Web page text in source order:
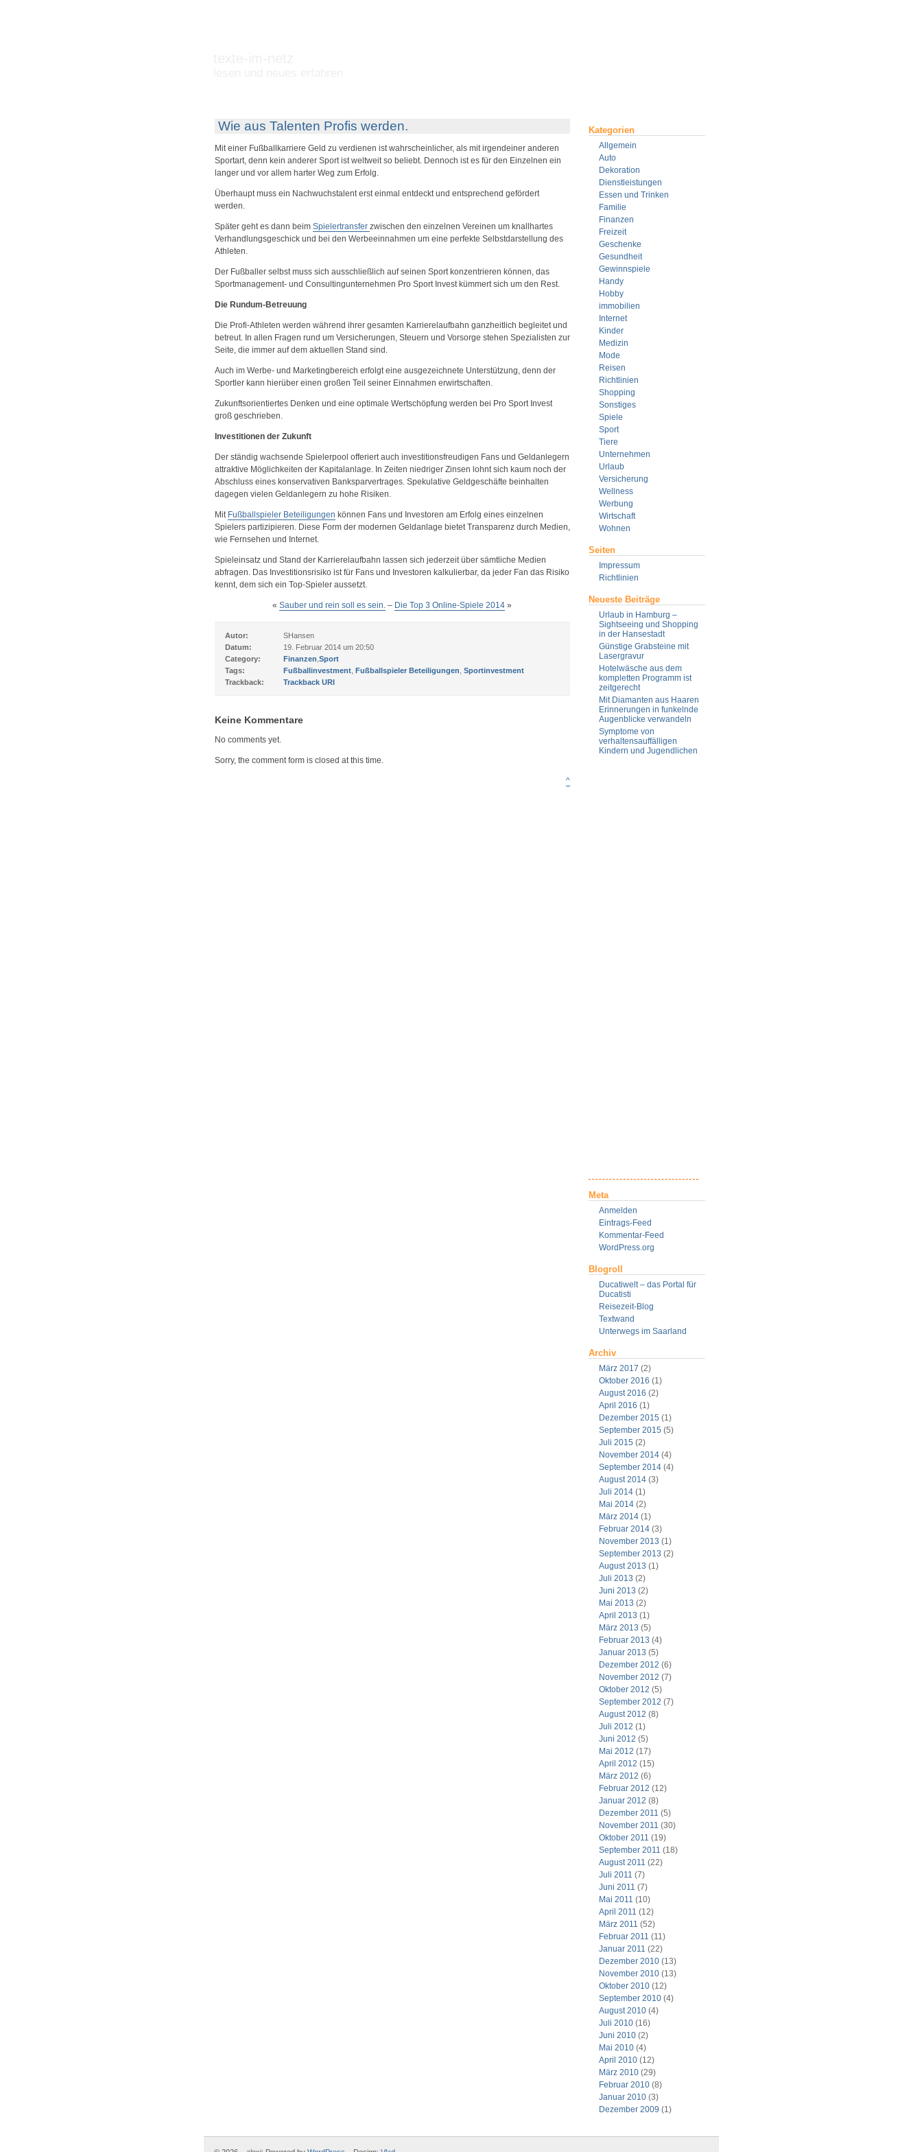
Kategorien
Allgemein
Auto
Dekoration
Dienstleistungen
Essen und Trinken
Familie
Finanzen
Freizeit
Geschenke
Gesundheit
Gewinnspiele
Handy
Hobby
immobilien
Internet
Kinder
Medizin
Mode
Reisen
Richtlinien
Shopping
Sonstiges
Spiele
Sport
Tiere
Unternehmen
Urlaub
Versicherung
Wellness
Werbung
Wirtschaft
Wohnen
Seiten
Impressum
Richtlinien
Neueste Beiträge
Urlaub in Hamburg –
Sightseeing und Shopping
in der Hansestadt
Günstige Grabsteine mit
Lasergravur
Hotelwäsche aus dem
kompletten Programm ist
zeitgerecht
Mit Diamanten aus Haaren
Erinnerungen in funkelnde
Augenblicke verwandeln
Symptome von
verhaltensauffälligen
Kindern und Jugendlichen
Meta
Anmelden
Eintrags-Feed
Kommentar-Feed
WordPress.org
Blogroll
Ducatiwelt – das Portal für
Ducatisti
Reisezeit-Blog
Textwand
Unterwegs im Saarland
Archiv
März 2017 (2)
Oktober 2016 (1)
August 2016 (2)
April 2016 (1)
Dezember 2015 (1)
September 2015 (5)
Juli 2015 (2)
November 2014(4)
September 2014(4)
August 2014(3)
Juli 2014(1)
Mai 2014(2)
März 2014(1)
Februar 2014(3)
November 2013 (1)
September 2013 (2)
August 2013 (1)
Juli 2013 (2)
Juni 2013 (2)
Mai 2013 (2)
April 2013 (1)
März 2013 (5)
Februar 2013 (4)
Januar 2013 (5)
Dezember 2012 (6)
November 2012 (7)
Oktober 2012 (5)
September 2012 (7)
August 2012 (8)
Juli 2012 (1)
Juni 2012 (5)
Mai 2012 (17)
April 2012 (15)
März 2012 (6)
Februar 2012 (12)
Januar 2012 (8)
Dezember 2011 (5)
November 2011 (30)
Oktober 2011 (19)
September 2011 (18)
August 2011 (22)
Juli 2011 (7)
Juni 2011 (7)
Mai 2011 (10)
April 2011 (12)
März 2011 (52)
Februar 2011 (11)
Januar 2011 (22)
Dezember 2010(13)
November 2010(13)
Oktober 2010(12)
September 2010(4)
August 2010(4)
Juli 2010(16)
Juni 2010(2)
Mai 2010(4)
April 2010(12)
März 2010(29)
Februar 2010(8)
Januar 2010(3)
Dezember 2009 (1)
Wie aus Talenten Profis werden.
Mit einer Fußballkarriere Geld zu verdienen ist wahrscheinlicher, als mit irgendeiner anderen
Sportart, denn kein anderer Sport ist weltweit so beliebt. Dennoch ist es für den Einzelnen ein
langer und vor allem harter Weg zum Erfolg.
Überhaupt muss ein Nachwuchstalent erst einmal entdeckt und entsprechend gefördert
werden.
Später geht es dann beim Spielertransfer zwischen den einzelnen Vereinen um knallhartes
Verhandlungsgeschick und bei den Werbeeinnahmen um eine perfekte Selbstdarstellung des
Athleten.
Der Fußballer selbst muss sich ausschließlich auf seinen Sport konzentrieren können, das
Sportmanagement- und Consultingunternehmen Pro Sport Invest kümmert sich um den Rest.
Die Rundum-Betreuung
Die Profi-Athleten werden während ihrer gesamten Karrierelaufbahn ganzheitlich begleitet und
betreut. In allen Fragen rund um Versicherungen, Steuern und Vorsorge stehen Spezialisten zur
Seite, die immer auf dem aktuellen Stand sind.
Auch im Werbe- und Marketingbereich erfolgt eine ausgezeichnete Unterstützung, denn der
Sportler kann hierüber einen großen Teil seiner Einnahmen erwirtschaften.
Zukunftsorientiertes Denken und eine optimale Wertschöpfung werden bei Pro Sport Invest
groß geschrieben.
Investitionen der Zukunft
Der ständig wachsende Spielerpool offeriert auch investitionsfreudigen Fans und Geldanlegern
attraktive Möglichkeiten der Kapitalanlage. In Zeiten niedriger Zinsen lohnt sich kaum noch der
Abschluss eines konservativen Banksparvertrages. Spekulative Geldgeschäfte beinhalten
dagegen vielen Geldanlegern zu hohe Risiken.
Mit Fußballspieler Beteiligungen können Fans und Investoren am Erfolg eines einzelnen
Spielers partizipieren. Diese Form der modernen Geldanlage bietet Transparenz durch Medien,
wie Fernsehen und Internet.
Spieleinsatz und Stand der Karrierelaufbahn lassen sich jederzeit über sämtliche Medien
abfragen. Das Investitionsrisiko ist für Fans und Investoren kalkulierbar, da jeder Fan das Risiko
kennt, dem sich ein Top-Spieler aussetzt.
« Sauber und rein soll es sein. – Die Top 3 Online-Spiele 2014 »
Autor:
SHansen
Datum:
19. Februar 2014 um 20:50
Category:
Finanzen Sport
Tags:
Fußballinvestment, Fußballspieler Beteiligungen Sportinvestment
Trackback:
Trackback URI
Keine Kommentare
No comments yet.
Sorry, the comment form is closed at this time.
^